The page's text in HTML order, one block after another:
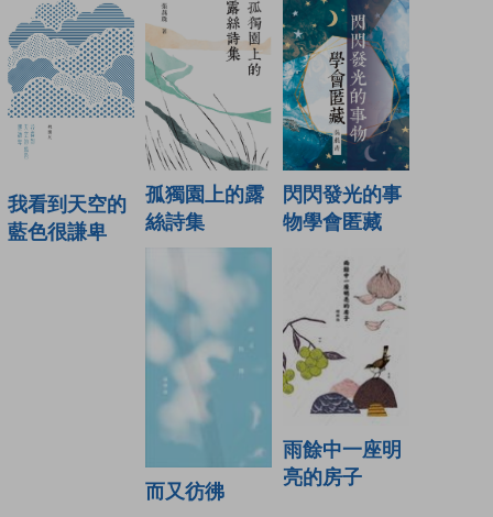
我看到天空的
藍色很謙卑
孤獨園上的露
絲詩集
閃閃發光的事
物學會匿藏
而又彷彿
雨餘中一座明
亮的房子